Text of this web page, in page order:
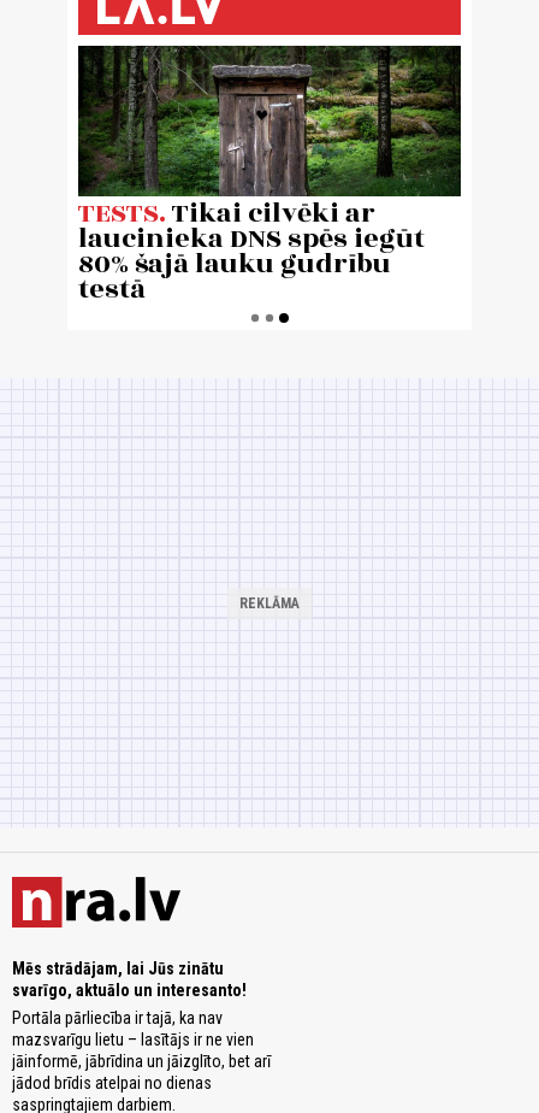
Mēs strādājam, lai Jūs zinātu
svarīgo, aktuālo un interesanto!
Portāla pārliecība ir tajā, ka nav
mazsvarīgu lietu – lasītājs ir ne vien
jāinformē, jābrīdina un jāizglīto, bet arī
jādod brīdis atelpai no dienas
saspringtajiem darbiem.